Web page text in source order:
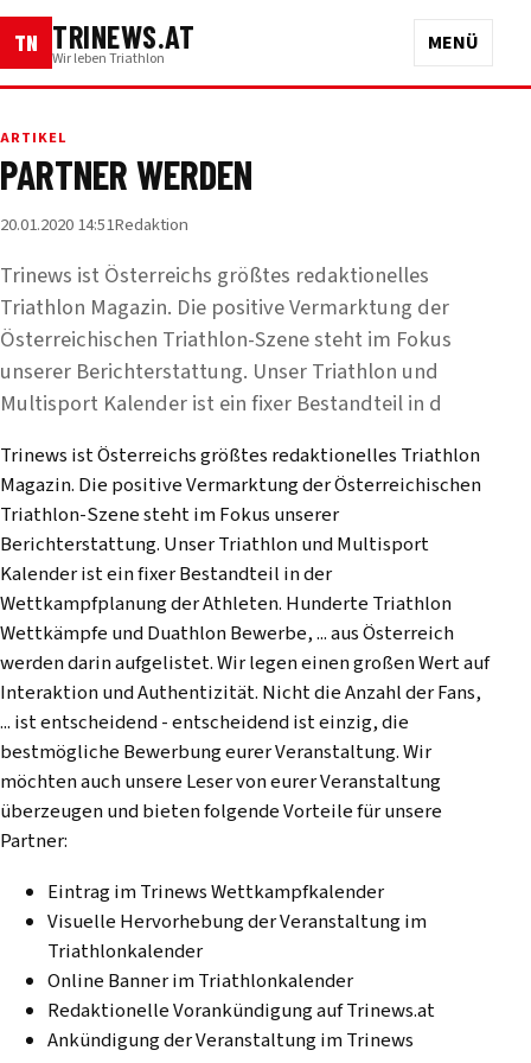
TN TRINEWS.AT
Wir leben Triathlon
MENÜ
ARTIKEL
PARTNER WERDEN
20.01.2020 14:51Redaktion
Trinews ist Österreichs größtes redaktionelles
Triathlon Magazin. Die positive Vermarktung der
Österreichischen Triathlon-Szene steht im Fokus
unserer Berichterstattung. Unser Triathlon und
Multisport Kalender ist ein fixer Bestandteil in d
Trinews ist Österreichs größtes redaktionelles Triathlon
Magazin. Die positive Vermarktung der Österreichischen
Triathlon-Szene steht im Fokus unserer
Berichterstattung. Unser Triathlon und Multisport
Kalender ist ein fixer Bestandteil in der
Wettkampfplanung der Athleten. Hunderte Triathlon
Wettkämpfe und Duathlon Bewerbe, ... aus Österreich
werden darin aufgelistet. Wir legen einen großen Wert auf
Interaktion und Authentizität. Nicht die Anzahl der Fans,
... ist entscheidend - entscheidend ist einzig, die
bestmögliche Bewerbung eurer Veranstaltung. Wir
möchten auch unsere Leser von eurer Veranstaltung
überzeugen und bieten folgende Vorteile für unsere
Partner:
Eintrag im Trinews Wettkampfkalender
Visuelle Hervorhebung der Veranstaltung im
Triathlonkalender
Online Banner im Triathlonkalender
Redaktionelle Vorankündigung auf Trinews.at
Ankündigung der Veranstaltung im Trinews